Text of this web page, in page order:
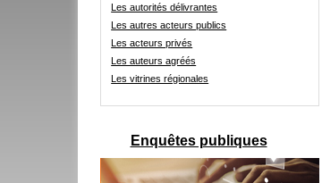
Les autorités délivrantes
Les autres acteurs publics
Les acteurs privés
Les auteurs agréés
Les vitrines régionales
Enquêtes publiques